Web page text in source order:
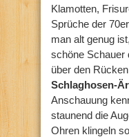
Klamotten,
Sprüche der
man alt genug
schöne Schauer
über den
Schlaghosen-
Anschauung
staunend die
Ohren klingeln